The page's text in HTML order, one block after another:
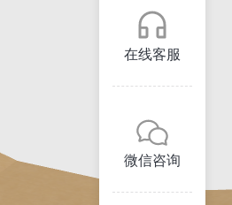
在线客服
微信咨询